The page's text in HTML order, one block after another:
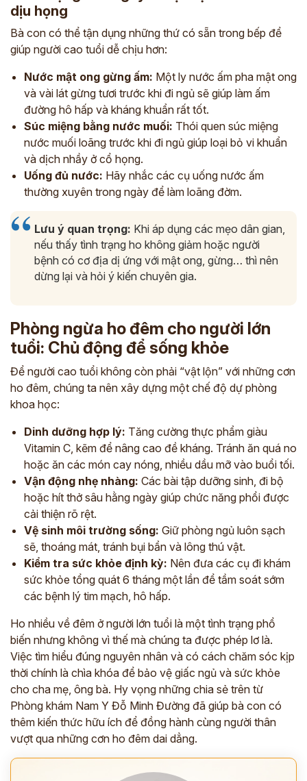
dịu họng
Bà con có thể tận dụng những thứ có sẵn trong bếp để
giúp người cao tuổi dễ chịu hơn:
Nước mật ong gừng ấm: Một ly nước ấm pha mật ong
và vài lát gừng tươi trước khi đi ngủ sẽ giúp làm ấm
đường hô hấp và kháng khuẩn rất tốt.
Súc miệng bằng nước muối: Thói quen súc miệng
nước muối loãng trước khi đi ngủ giúp loại bỏ vi khuẩn
và dịch nhầy ở cổ họng.
Uống đủ nước: Hãy nhắc các cụ uống nước ấm
thường xuyên trong ngày để làm loãng đờm.
Lưu ý quan trọng: Khi áp dụng các mẹo dân gian,
nếu thấy tình trạng ho không giảm hoặc người
bệnh có cơ địa dị ứng với mật ong, gừng… thì nên
dừng lại và hỏi ý kiến chuyên gia.
Phòng ngừa ho đêm cho người lớn
tuổi: Chủ động để sống khỏe
Để người cao tuổi không còn phải “vật lộn” với những cơn
ho đêm, chúng ta nên xây dựng một chế độ dự phòng
khoa học:
Dinh dưỡng hợp lý: Tăng cường thực phẩm giàu
Vitamin C, kẽm để nâng cao đề kháng. Tránh ăn quá no
hoặc ăn các món cay nóng, nhiều dầu mỡ vào buổi tối.
Vận động nhẹ nhàng: Các bài tập dưỡng sinh, đi bộ
hoặc hít thở sâu hằng ngày giúp chức năng phổi được
cải thiện rõ rệt.
Vệ sinh môi trường sống: Giữ phòng ngủ luôn sạch
sẽ, thoáng mát, tránh bụi bẩn và lông thú vật.
Kiểm tra sức khỏe định kỳ: Nên đưa các cụ đi khám
sức khỏe tổng quát 6 tháng một lần để tầm soát sớm
các bệnh lý tim mạch, hô hấp.
Ho nhiều về đêm ở người lớn tuổi là một tình trạng phổ
biến nhưng không vì thế mà chúng ta được phép lơ là.
Việc tìm hiểu đúng nguyên nhân và có cách chăm sóc kịp
thời chính là chìa khóa để bảo vệ giấc ngủ và sức khỏe
cho cha mẹ, ông bà. Hy vọng những chia sẻ trên từ
Phòng khám Nam Y Đỗ Minh Đường đã giúp bà con có
thêm kiến thức hữu ích để đồng hành cùng người thân
vượt qua những cơn ho đêm dai dẳng.
*
*
ĐĂNG KÝ TƯ VẤN »
ĐĂNG KÝ ĐẾN KHÁM TRỰC TIẾP
Thông tin của bạn được bảo mật và chỉ sử dụng cho mục đích tư vấn.